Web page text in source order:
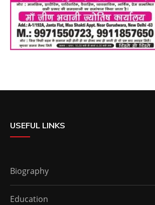
USEFUL LINKS
Biography
Education